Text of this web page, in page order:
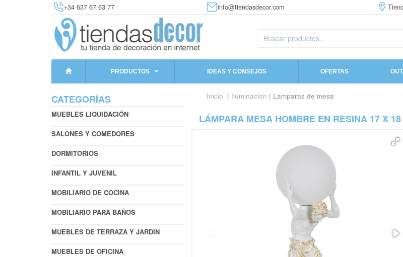
+34 637 67 63 77 info@tiendasdecor.com
PRODUCTOS IDEAS Y CONSEJOS OFERTAS
CATEGORÍAS
MUEBLES LIQUIDACIÓN
SALONES Y COMEDORES
DORMITORIOS
INFANTIL Y JUVENIL
MOBILIARIO DE COCINA
MOBILIARIO PARA BAÑOS
MUEBLES DE TERRAZA Y JARDIN
MUEBLES DE OFICINA
Inicio | Iluminacion | Lamparas de mesa
LÁMPARA MESA HOMBRE EN RESINA 17 X